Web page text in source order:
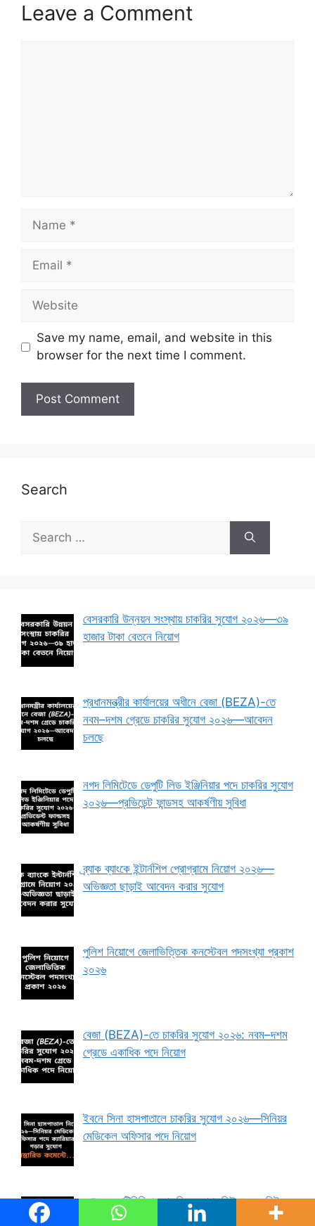
Leave a Comment
Name
Email
Website
Save my name, email, and website in this
browser for the next time I comment.
Search
for:
বেসরকারি উন্নয়ন সংস্থায় চাকরির সুযোগ ২০২৬—৩৯
হাজার টাকা বেতনে নিয়োগ
প্রধানমন্ত্রীর কার্যালয়ের অধীনে বেজা (BEZA)-তে
নবম–দশম গ্রেডে চাকরির সুযোগ ২০২৬—আবেদন
চলছে
নগদ লিমিটেডে ডেপুটি লিড ইঞ্জিনিয়ার পদে চাকরির সুযোগ
২০২৬—প্রভিডেন্ট ফান্ডসহ আকর্ষণীয় সুবিধা
ব্র্যাক ব্যাংকে ইন্টার্নশিপ প্রোগ্রামে নিয়োগ ২০২৬—
অভিজ্ঞতা ছাড়াই আবেদন করার সুযোগ
পুলিশ নিয়োগে জেলাভিত্তিক কনস্টেবল পদসংখ্যা প্রকাশ
২০২৬
বেজা (BEZA)-তে চাকরির সুযোগ ২০২৬: নবম–দশম
গ্রেডে একাধিক পদে নিয়োগ
ইবনে সিনা হাসপাতালে চাকরির সুযোগ ২০২৬—সিনিয়র
মেডিকেল অফিসার পদে নিয়োগ
যুগান্তর মাল্টিমিডিয়ায় চাকরির সুযোগ: নিউজরুম এডিটর
পদে নিয়োগ ২০২৬